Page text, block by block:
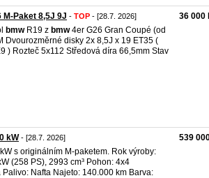
M-Paket 8,5J 9J - TOP - [28.7. 2026]
bmwR19 z bmw4er G26 Gran Coupé (od
Dvourozměrné disky 2x 8,5J x 19 ET35 (
) Rozteč 5x112 Středová díra 66,5mm Stav
36 000
kW- [28.7. 2026]
s originálním M-paketem. Rok výroby:
(258 PS), 2993 cm³ Pohon: 4x4
Nafta Najeto: 140.000 km Barva:
539